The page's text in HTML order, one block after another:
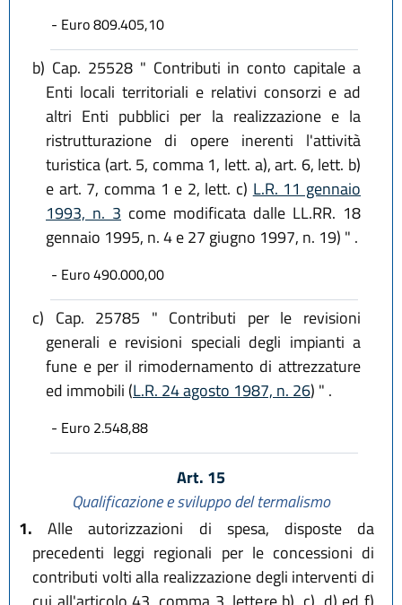
- Euro 809.405,10
b) Cap. 25528 " Contributi in conto capitale a
Enti locali territoriali e relativi consorzi e ad
altri Enti pubblici per la realizzazione e la
ristrutturazione di opere inerenti l'attività
turistica (art. 5, comma 1, lett. a), art. 6, lett. b)
e art. 7, comma 1 e 2, lett. c) L.R. 11 gennaio
1993, n. 3 come modificata dalle LL.RR. 18
gennaio 1995, n. 4 e 27 giugno 1997, n. 19) " .
- Euro 490.000,00
c) Cap. 25785 " Contributi per le revisioni
generali e revisioni speciali degli impianti a
fune e per il rimodernamento di attrezzature
ed immobili (L.R. 24 agosto 1987, n. 26) " .
- Euro 2.548,88
Art. 15
Qualificazione e sviluppo del termalismo
1. Alle autorizzazioni di spesa, disposte da
precedenti leggi regionali per le concessioni di
contributi volti alla realizzazione degli interventi di